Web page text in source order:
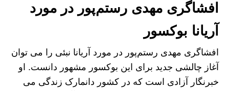
افشاگری مهدی رستم‌پور در مورد
آریانا بوکسور
افشاگری مهدی رستم‌پور در مورد آریانا نبئی را می توان
آغاز چالشی جدید برای این بوکسور مشهور دانست. او
خبرنگار آزادی است که در کشور دانمارک زندگی می